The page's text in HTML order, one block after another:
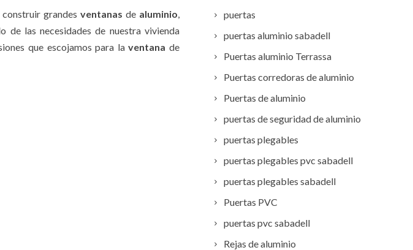
grandes ventanas de aluminio
de las necesidades de nuestra vivienda
que escojamos para laventana de
puertas
puertas aluminio sabadell
Puertas aluminio Terrassa
Puertas corredoras de aluminio
Puertas de aluminio
puertas de seguridad de aluminio
puertas plegables
puertas plegables pvc sabadell
puertas plegables sabadell
Puertas PVC
puertas pvc sabadell
Rejas de aluminio